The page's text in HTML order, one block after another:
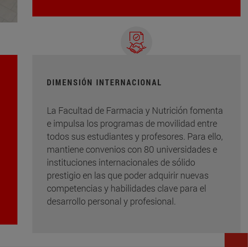
DIMENSIÓN INTERNACIONAL
La Facultad de Farmacia y Nutrición fomenta
e impulsa los programas de movilidad entre
todos sus estudiantes y profesores. Para ello,
mantiene convenios con 80 universidades e
instituciones internacionales de sólido
prestigio en las que poder adquirir nuevas
competencias y habilidades clave para el
desarrollo personal y profesional.